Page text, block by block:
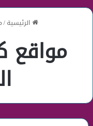
الرئيسية/
مواقع